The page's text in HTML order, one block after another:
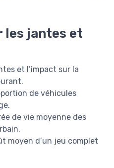
les jantes et
et l’impact sur la
de véhicules
de vie moyenne des
moyen d’un jeu complet